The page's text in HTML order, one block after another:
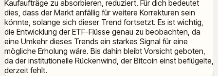
Kaufaufträge zu absorbieren, reduziert. Für dich bedeutet
dies, dass der Markt anfällig für weitere Korrekturen sein
könnte, solange sich dieser Trend fortsetzt. Es ist wichtig,
die Entwicklung der ETF-Flüsse genau zu beobachten, da
eine Umkehr dieses Trends ein starkes Signal für eine
mögliche Erholung wäre. Bis dahin bleibt Vorsicht geboten,
da der institutionelle Rückenwind, der Bitcoin einst beflügelte,
derzeit fehlt.